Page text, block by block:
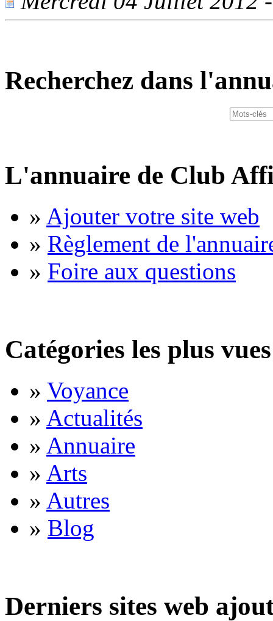
Recherchez dans
L'annuaire de Club
» Ajouter votre site web
» Règlement de
» Foire aux questions
Catégories les plus vues
» Voyance
» Actualités
» Annuaire
» Arts
» Autres
» Blog
Derniers sites web